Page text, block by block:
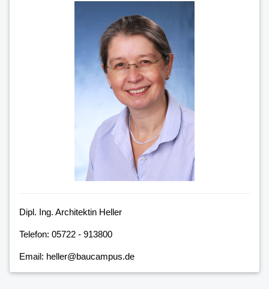
Dipl. Ing. Architektin Heller
Telefon: 05722 - 913800
Email: heller@baucampus.de